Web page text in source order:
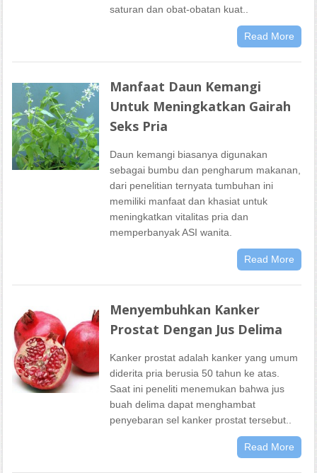
saturan dan obat-obatan kuat..
Read More
Manfaat Daun Kemangi
Untuk Meningkatkan Gairah
Seks Pria
Daun kemangi biasanya digunakan
sebagai bumbu dan pengharum makanan,
dari penelitian ternyata tumbuhan ini
memiliki manfaat dan khasiat untuk
meningkatkan vitalitas pria dan
memperbanyak ASI wanita.
Read More
Menyembuhkan Kanker
Prostat Dengan Jus Delima
Kanker prostat adalah kanker yang umum
diderita pria berusia 50 tahun ke atas.
Saat ini peneliti menemukan bahwa jus
buah delima dapat menghambat
penyebaran sel kanker prostat tersebut..
Read More